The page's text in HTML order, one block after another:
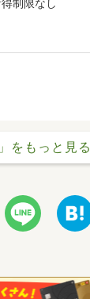
制限なし
」をもっと見る